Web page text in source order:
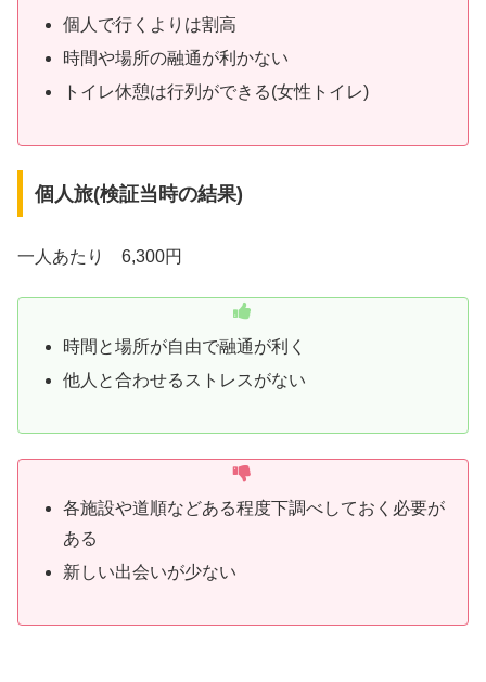
個人で行くよりは割高
時間や場所の融通が利かない
トイレ休憩は行列ができる(女性トイレ)
個人旅(検証当時の結果)
一人あたり 6,300円
時間と場所が自由で融通が利く
他人と合わせるストレスがない
各施設や道順などある程度下調べしておく必要が
ある
新しい出会いが少ない